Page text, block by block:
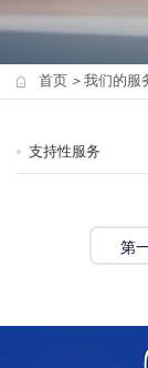
首页 > 我们的服
支持性服务
第